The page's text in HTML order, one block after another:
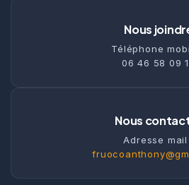
Nous
Téléphone
06 46 58 09
Nous
Adresse mail